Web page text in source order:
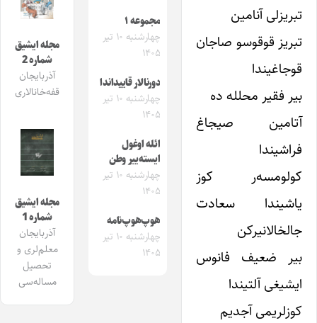
تبریزلى آنامین
تبریز قوقوسو صاجان
قوجاغیندا
بیر فقیر محلله ده
آتامین صیجاغ
فراشیندا
کولومسه‌ر کوز
یاشیندا سعادت
جالخالانیرکن
بیر ضعیف فانوس
ایشیغى آلتیندا
کوزلریمى آجدیم
مجموعه ۱
چهارشنبه ۱۰ تیر
۱۴۰۵
دورنالار قاییداندا
چهارشنبه ۱۰ تیر
۱۴۰۵
ائله اوغول
ایسته‌ییر وطن
چهارشنبه ۱۰ تیر
۱۴۰۵
هوپ‌هوپ‌نامه
چهارشنبه ۱۰ تیر
۱۴۰۵
مجله ایشیق
شماره 2
آذربایجان
قفه‌خانالاری
مجله ایشیق
شماره 1
آذربایجان
معلم‌لری و
تحصیل
مساله‌سی